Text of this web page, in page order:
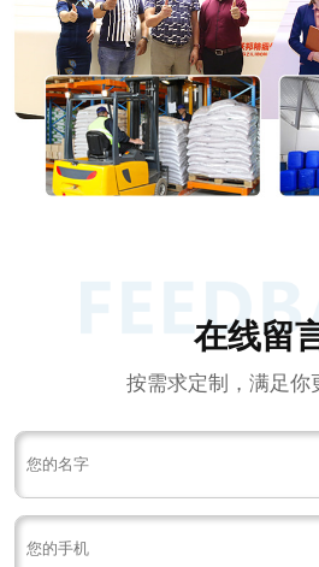
在线留
按需求定制，满足你